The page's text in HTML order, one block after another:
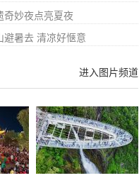
奇妙夜点亮夏夜
避暑去 清凉好惬意
进入图片频道